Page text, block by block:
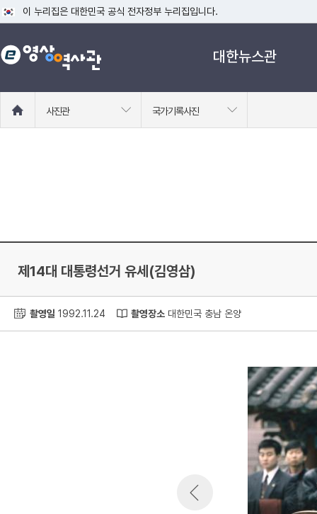
이 누리집은 대한민국 공식 전자정부 누리집입니다.
공식 누리집 주소 확인하기
go.kr 주소를 사용하는 누리집은 대한민국 정부기관이 관리하는 누리집입니
대한뉴스관
로
사진관 국가기록사진
제14대 대통령선거 유세(김영삼)
촬영일 1992.11.24 촬영장소 대한민국 충남 온양